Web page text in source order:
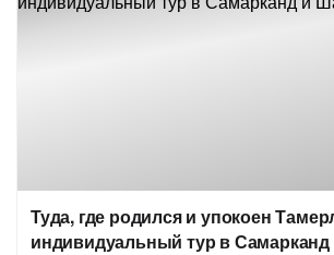
Туда, где родился и упокоен
индивидуальный тур в